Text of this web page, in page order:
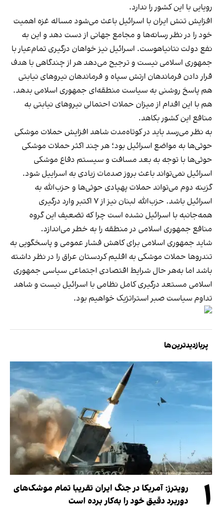
رویایی با این کشور را ندارد.
افزایش تنش ایران با اسرائیل باعث می‌شود مساله غزه اهمیت
خود را در نظر رسانه‌ها و مجامع جهانی از دست دهد و این به
نفع دولت نتانیاهوست. اسرائیل نیز خواهان درگیری تمام‌عیار با
جمهوری اسلامی نیست و ترجیح می‌دهد هر از چندگاهی با هدف
قرار دادن فرماندهان ارتش سپاه و فرماندهان نیروهای نیابتی
هم پاسخ روشنی به سیاست منطقه‌ای جمهوری اسلامی بدهد.
هم با این اقدام از میزان حملات احتمالی نیروهای نیابتی به
منافع این کشور بکاهد.
به نظر می‌رسد باید در کوتاه‌مدت شاهد افزایش حملات موشکی
حوثی‌ها به مواضع اسرائیل بود؛ هر چند اکثر حملات موشکی
حوثی‌ها با توجه به بعد مسافت و سیستم دفاع موشکی
اسرائیل نمی‌تواند باعث بروز صدمات زیادی به اسراییل شود.
گزینه دوم می‌تواند حملات پهپادی حوثی‌ها و حزب‌الله به
اسرائیل باشد. حزب‌الله لبنان نیز از ۷ اکتبر وارد درگیری
همه‌جانبه با اسرائیل نشده است چرا که تضعیف این گروه
منافع جمهوری اسلامی در منطقه را به خطر می‌اندازد.
شاید جمهوری اسلامی برای کاهش فشار عمومی و پاسخگویی به
تندروها حملات موشکی به اقلیم کردستان عراق را در نظر داشته
باشد اما به‌هر حال شرایط اقتصادی اجتماعی سیاسی جمهوری
اسلامی مستعد درگیری کامل نظامی با اسرائیل نیست و شاهد
تداوم سیاست صبر استراتژیک خواهیم بود.
پربازدیدترین‌ها
۱
رویترز: آمریکا در جنگ ایران تقریبا تمام موشک‌های
دوربرد دقیق خود را به‌کار برده است